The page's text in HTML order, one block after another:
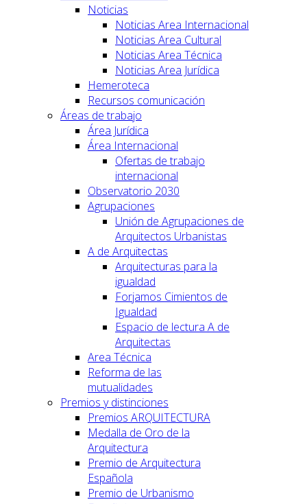
Noticias
Noticias Area Internacional
Noticias Area Cultural
Noticias Area Técnica
Noticias Area Jurídica
Hemeroteca
Recursos comunicación
Áreas de trabajo
Área Jurídica
Área Internacional
Ofertas de trabajo
internacional
Observatorio 2030
Agrupaciones
Unión de Agrupaciones de
Arquitectos Urbanistas
A de Arquitectas
Arquitecturas para la
igualdad
Forjamos Cimientos de
Igualdad
Espacio de lectura A de
Arquitectas
Area Técnica
Reforma de las
mutualidades
Premios y distinciones
Premios ARQUITECTURA
Medalla de Oro de la
Arquitectura
Premio de Arquitectura
Española
Premio de Urbanismo